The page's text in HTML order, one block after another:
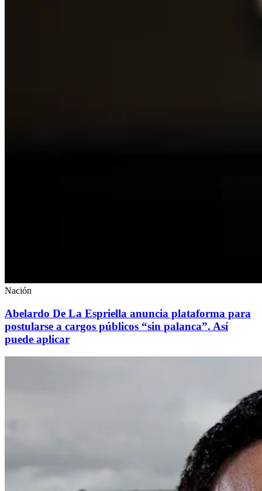
Nación
Abelardo De La Espriella anuncia plataforma para
postularse a cargos públicos “sin palanca”. Así
puede aplicar